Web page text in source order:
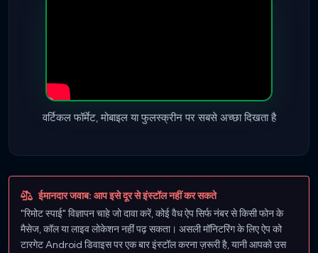
वर्टिकल फॉर्मेट, मोबाइल या फुलस्क्रीन पर सबसे अच्छा दिखता है
ईमानदार जवाब: आप इसे दूर से इंस्टॉल नहीं कर सकते
"रिमोट स्पाई" विज्ञापन चाहे जो दावा करें, कोई वैध ऐप सिर्फ नंबर से किसी फोन के
मैसेज, कॉल या लाइव लोकेशन नहीं पढ़ सकता। असली मॉनिटरिंग के लिए ऐप को
टारगेट Android डिवाइस पर एक बार इंस्टॉल करना ज़रूरी है, यानी आपको उस